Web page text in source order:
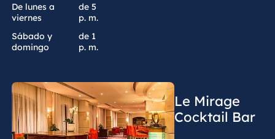
De lunes a
viernes
de 5
p. m.
Sábado y
domingo
de 1
p. m.
Le Mirage
Cocktail Bar